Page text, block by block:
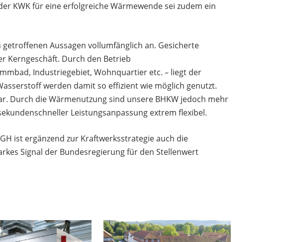
KWK für eine erfolgreiche Wärmewende sei zudem ein
Aussagen vollumfänglich an. Gesicherte
Kerngeschäft. Durch den Betrieb
Industriegebiet, Wohnquartier etc. – liegt der
werden damit so effizient wie möglich genutzt.
Durch die Wärmenutzung sind unsere BHKW jedoch mehr
Leistungsanpassung extrem flexibel.
ist ergänzend zur Kraftwerksstrategie auch die
Signal der Bundesregierung für den Stellenwert